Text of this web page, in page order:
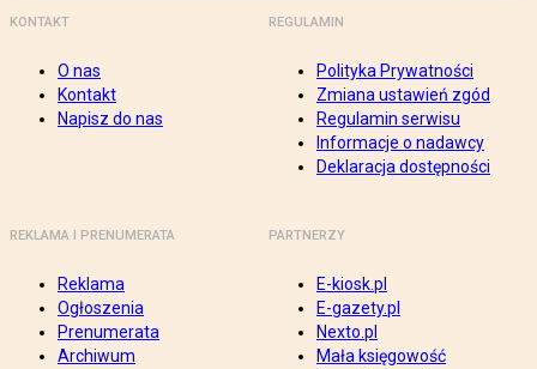
KONTAKT
O nas
Kontakt
Napisz do nas
REGULAMIN
Polityka Prywatności
Zmiana ustawień zgód
Regulamin serwisu
Informacje o nadawcy
Deklaracja dostępności
REKLAMA I PRENUMERATA
Reklama
Ogłoszenia
Prenumerata
Archiwum
PARTNERZY
E-kiosk.pl
E-gazety.pl
Nexto.pl
Mała księgowość